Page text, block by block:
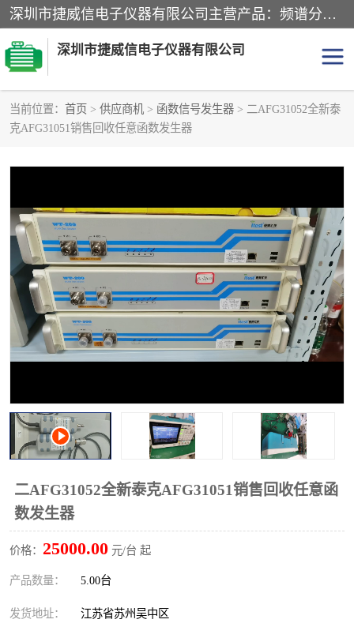
深圳市捷威信电子仪器有限公司主营产品：频谱分析仪.信号发生器.网络分析仪.音频分析仪，示波器，电源，音频分析仪。综合测试仪。蓝牙测试仪等
深圳市捷威信电子仪器有限公司
当前位置： 首页 > 供应商机 > 函数信号发生器 > 二AFG31052全新泰
克AFG31051销售回收任意函数发生器
二AFG31052全新泰克AFG31051销售回收任意函
数发生器
价格： 25000.00 元/台 起
产品数量： 5.00台
发货地址： 江苏省苏州吴中区
探头
音频分析仪 天馈线测试仪
万用表 信号源
GPIB-USB卡 数据采集仪
数字源表 数字源表
示波器 直流电源
阻抗分析仪
频率计 无线测试仪
静电计